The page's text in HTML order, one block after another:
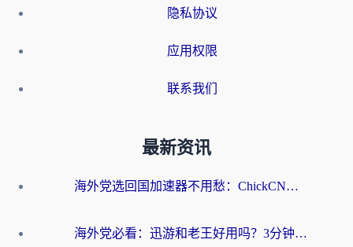
隐私协议
应用权限
联系我们
最新资讯
海外党选回国加速器不用愁：ChickCN和洞见哪个好？一篇搞定所有疑问
海外党必看：迅游和老王好用吗？3分钟选对加速国内网络的加速器